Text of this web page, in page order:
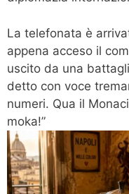
La telefonata è
appena acceso il
uscito da una
detto con voce
numeri. Qua il
moka!”